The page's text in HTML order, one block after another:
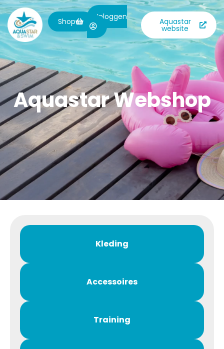
Shop Inloggen Aquastar
website
Aquastar Webshop
Kleding
Accessoires
Training